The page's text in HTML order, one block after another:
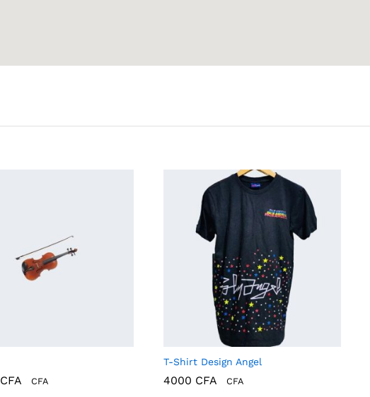
CFA CFA
T-Shirt Design Angel
4000 CFA CFA